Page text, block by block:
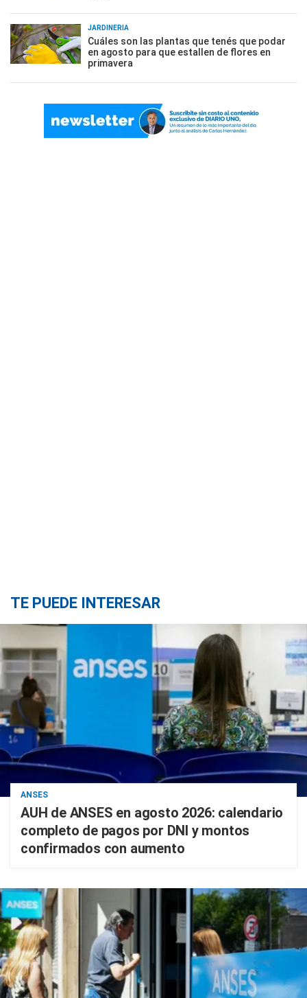
JARDINERÍA
Cuáles son las plantas que tenés que podar
en agosto para que estallen de flores en
primavera
TE PUEDE INTERESAR
ANSES
AUH de ANSES en agosto 2026: calendario
completo de pagos por DNI y montos
confirmados con aumento